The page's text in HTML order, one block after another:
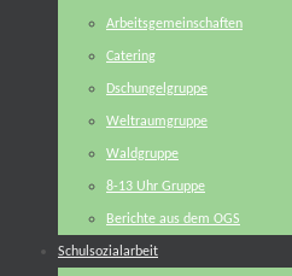
Arbeitsgemeinschaften
Catering
Dschungelgruppe
Weltraumgruppe
Waldgruppe
8-13 Uhr Gruppe
Berichte aus dem OGS
Schulsozialarbeit